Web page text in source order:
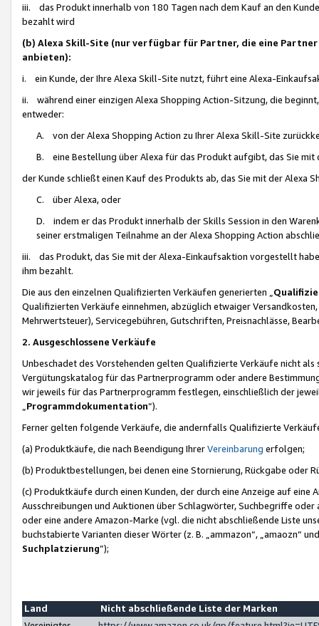
iii. das Produkt innerhalb von 180 Tagen nach dem Kauf an den
bezahlt wird
(b) Alexa Skill-Site (nur verfügbar für Partner, die eine
anbieten):
i. ein Kunde, der Ihre Alexa Skill-Site nutzt, führt eine Alexa-
ii. während einer einzigen Alexa Shopping Action-Sitzung, die
entweder:
A. von der Alexa Shopping Action zu Ihrer Alexa Skill-Site
B. eine Bestellung über Alexa für das Produkt aufgibt, das Sie mit
der Kunde schließt einen Kauf des Produkts ab, das Sie mit der Alexa
C. über Alexa, oder
D. indem er das Produkt innerhalb der Skills Session in den
seiner erstmaligen Teilnahme an der Alexa Shopping Action
iii. das Produkt, das Sie mit der Alexa-Einkaufsaktion vorgestellt
ihm bezahlt.
Die aus den einzelnen Qualifizierten Verkäufen generierten „
Qualifizierten Verkäufe einnehmen, abzüglich etwaiger
Mehrwertsteuer), Servicegebühren, Gutschriften, Preisnachlässe,
2. Ausgeschlossene Verkäufe
Unbeschadet des Vorstehenden gelten Qualifizierte Verkäufe nicht
Vergütungskatalog für das Partnerprogramm oder andere
wir jeweils für das Partnerprogramm festlegen, einschließlich der
Programmdokumentation“).
Ferner gelten folgende Verkäufe, die andernfalls Qualifizierte
(a) Produktkäufe, die nach Beendigung IhrerVereinbarung erfolgen;
(b) Produktbestellungen, bei denen eine Stornierung, Rückgabe oder
(c) Produktkäufe durch einen Kunden, der durch eine Anzeige auf
Ausschreibungen und Auktionen über Schlagwörter, Suchbegriffe
oder eine andere Amazon-Marke (vgl. die nicht abschließende Liste
buchstabierte Varianten dieser Wörter (z. B. „ammazon“, „amaozn“
Suchplatzierung”);
Land
Nicht abschließende Liste der Marken